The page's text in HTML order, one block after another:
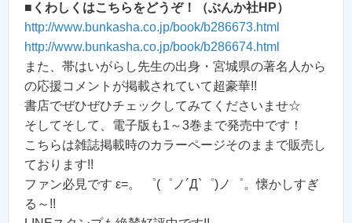
■くわしくはこちらをどうぞ！（ぶんか社HP）
http://www.bunkasha.co.jp/book/b286673.html
http://www.bunkasha.co.jp/book/b286674.html
また、帯はいがらし先生の出身・宮城県の著名人から
の応援コメントが掲載されていて超豪華!!
書店でぜひぜひチェックしてみてくださいませ☆
そしてそして、電子版も1～3巻まで発売中です！
こちらは雑誌掲載時のカラーページそのままで販売し
ております!!
ファン必見です ε=。 ゜(゜ノ´Д`゜)ノ゜。懐かしすぎ
る～!!